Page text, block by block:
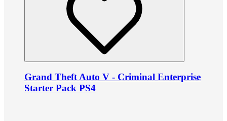
Grand Theft Auto V - Criminal Enterprise
Starter Pack PS4